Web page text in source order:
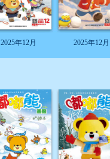
2025年12月 2025年12月